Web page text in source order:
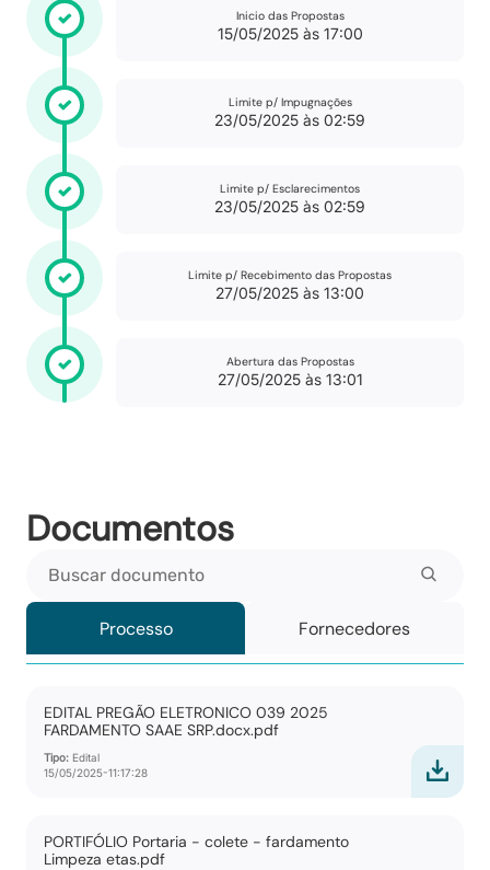
Inicio das Propostas
15/05/2025 às 17:00
Limite p/ Impugnações
23/05/2025 às 02:59
Limite p/ Esclarecimentos
23/05/2025 às 02:59
Limite p/ Recebimento das Propostas
27/05/2025 às 13:00
Abertura das Propostas
27/05/2025 às 13:01
Documentos
Processo Fornecedores
EDITAL PREGÃO ELETRONICO 039 2025
FARDAMENTO SAAE SRP.docx.pdf
Tipo: Edital
15/05/2025-11:17:28
PORTIFÓLIO Portaria - colete - fardamento
Limpeza etas.pdf